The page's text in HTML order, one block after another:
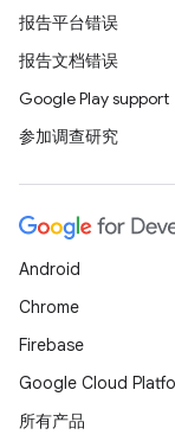
报告平台错误
报告文档错误
Google Play support
参加调查研究
Android
Chrome
Firebase
Google Cloud
所有产品